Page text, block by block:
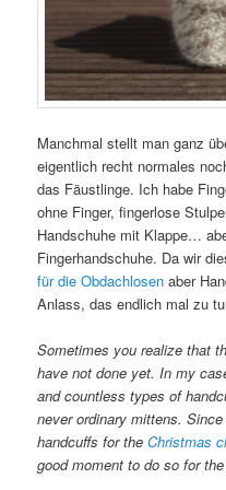
Manchmal stellt man ganz
eigentlich recht normales
das Fäustlinge. Ich habe
ohne Finger, fingerlose
Handschuhe mit Klappe…
Fingerhandschuhe. Da wir
für die Obdachlosen aber
Anlass, das endlich mal zu
Sometimes you realize that
have not done yet. In my
and countless types of
never ordinary mittens.
handcuffs for theChristmas
good moment to do so for